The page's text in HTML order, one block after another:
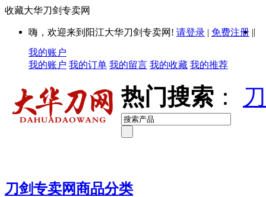
收藏大华刀剑专卖网
嗨，欢迎来到阳江大华刀剑专卖网! 请登录 | 免费注册 ||
我的账户
我的账户 我的订单 我的留言 我的收藏 我的推荐
热门搜索 ：
刀剑专卖网商品分类